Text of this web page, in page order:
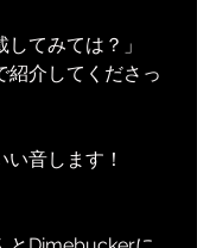
してみては？」
紹介してくださっ
音します！